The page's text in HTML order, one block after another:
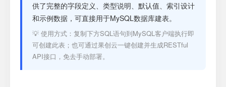
接口测试
供了完整的字段定义、类型说明、默认值、索引设计
和示例数据，可直接用于MySQL数据库建表。
💡 使用方式：复制下方SQL语句到MySQL客户端执行即
可创建此表；也可通过果创云一键创建并生成RESTful
API接口，免去手动部署。